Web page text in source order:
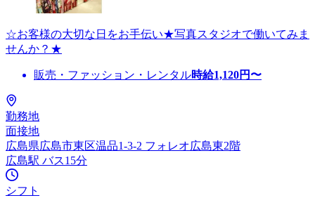
☆お客様の大切な日をお手伝い★写真スタジオで働いてみま
せんか？★
販売・ファッション・レンタル時給1,120円〜
勤務地
面接地
広島県広島市東区温品1-3-2 フォレオ広島東2階
広島駅 バス15分
シフト